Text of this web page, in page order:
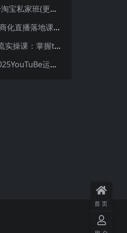
马夫电商·淘宝私家班(更新3月)
二手车电商化直播落地课，从0到1带你玩转二手车直播
tiktok投流实操课：掌握tiktok投流底层逻辑 独家TK投流玩法
梁老师·2025YouTuBe运营掘金指南
首页